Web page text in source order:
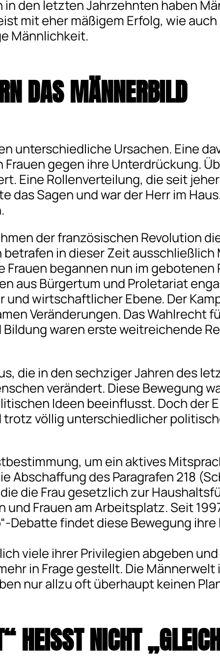
den letzten Jahrzehnten haben
mit eher mäßigem Erfolg, wie
Männlichkeit.
DASMÄNNERBILD
unterschiedliche Ursachen. Eine
gegen ihre Unterdrückung.
Eine Rollenverteilung, die seit
das Sagen und war der Herr im
der französischen Revolution
in dieser Zeit ausschließlich
Frauen begannen nun im
aus Bürgertum und Proletariat
und wirtschaftlicher Ebene. Der
Veränderungen. Das Wahlrecht
waren erste weitreichende
die in den sechziger Jahren des
verändert. Diese Bewegung
Ideen beeinflusst. Doch der
völlig unterschiedlicher
um ein aktives
Abschaffung des Paragrafen 218
die Frau gesetzlich zur
Frauen am Arbeitsplatz. Seit
Debatte findet diese Bewegung
viele ihrer Privilegien abgeben
in Frage gestellt. Die
nur allzu oft überhaupt keinen
HEISST NICHT